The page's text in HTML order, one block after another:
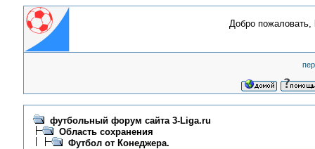
Добро пожаловать,
футбольный форум сайта 3-Liga.ru
Область сохранения
Футбол от Конеджера.